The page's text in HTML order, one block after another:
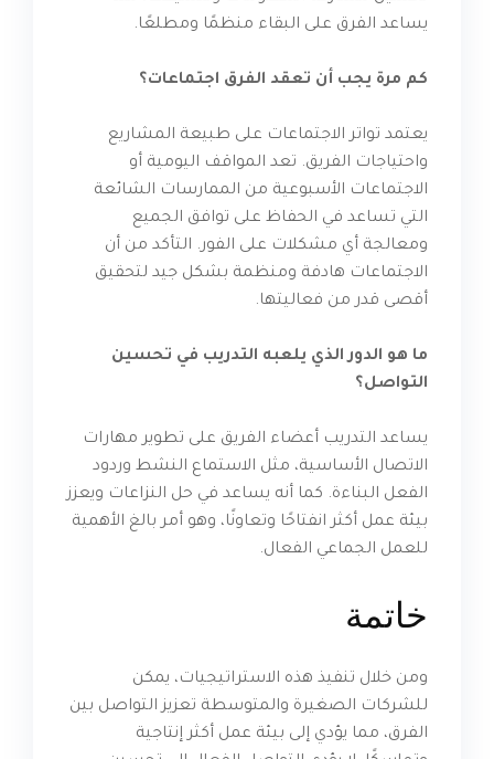
يساعد الفرق على البقاء منظمًا ومطلعًا.
كم مرة يجب أن تعقد الفرق اجتماعات؟
يعتمد تواتر الاجتماعات على طبيعة المشاريع
واحتياجات الفريق. تعد المواقف اليومية أو
الاجتماعات الأسبوعية من الممارسات الشائعة
التي تساعد في الحفاظ على توافق الجميع
ومعالجة أي مشكلات على الفور. التأكد من أن
الاجتماعات هادفة ومنظمة بشكل جيد لتحقيق
أقصى قدر من فعاليتها.
ما هو الدور الذي يلعبه التدريب في تحسين
التواصل؟
يساعد التدريب أعضاء الفريق على تطوير مهارات
الاتصال الأساسية، مثل الاستماع النشط وردود
الفعل البناءة. كما أنه يساعد في حل النزاعات ويعزز
بيئة عمل أكثر انفتاحًا وتعاونًا، وهو أمر بالغ الأهمية
للعمل الجماعي الفعال.
خاتمة
ومن خلال تنفيذ هذه الاستراتيجيات، يمكن
للشركات الصغيرة والمتوسطة تعزيز التواصل بين
الفرق، مما يؤدي إلى بيئة عمل أكثر إنتاجية